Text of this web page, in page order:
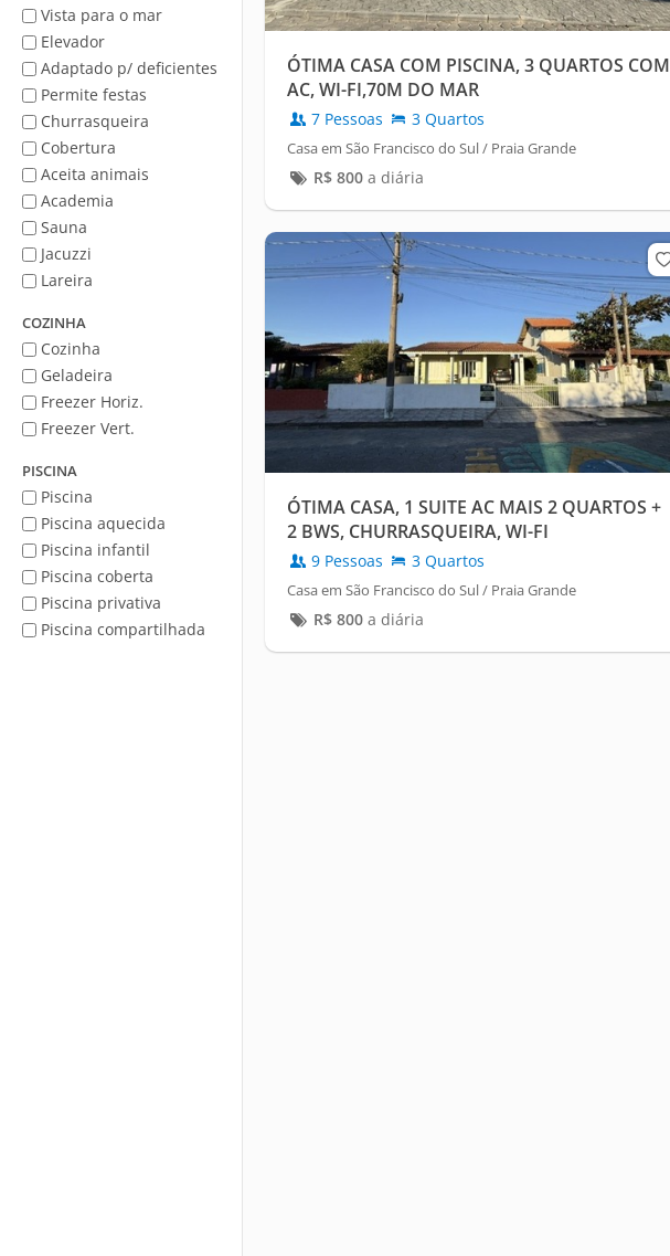
Vista para o mar
Elevador
Adaptado p/ deficientes
Permite festas
Churrasqueira
Cobertura
Aceita animais
Academia
Sauna
Jacuzzi
Lareira
COZINHA
Cozinha
Geladeira
Freezer Horiz.
Freezer Vert.
PISCINA
Piscina
Piscina aquecida
Piscina infantil
Piscina coberta
Piscina privativa
Piscina compartilhada
ÓTIMA CASA COM PISCINA, 3 QUARTOS COM
AC, WI-FI,70M DO MAR
7 Pessoas 3 Quartos
Casa em São Francisco do Sul / Praia Grande
R$ 800a diária
ÓTIMA CASA, 1 SUITE AC MAIS 2 QUARTOS +
2 BWS, CHURRASQUEIRA, WI-FI
9 Pessoas 3 Quartos
Casa em São Francisco do Sul / Praia Grande
R$ 800a diária